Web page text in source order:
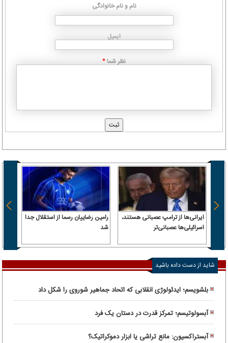
نام و نام خانوادگی
ایمیل
نظر شما *
ایرانی‌ها از ترامپ عصبانی هستند،
اسرائیلی‌ها عصبانی‌تر
رامین رضاییان رسما از استقلال جدا
شد
شاید از دست داده باشید
بلشویسم؛ ایدئولوژی انقلابی که اتحاد جماهیر شوروی را شکل داد
آبسولوتیسم؛ تمرکز قدرت در دستان یک فرد
آبستراکسیون: مانع تراشی یا ابزار دموکراتیک؟